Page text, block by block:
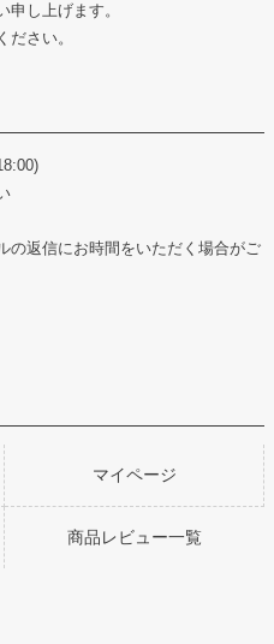
し上げます。
ださい。
返信にお時間をいただく場合がご
マイページ
商品レビュー一覧